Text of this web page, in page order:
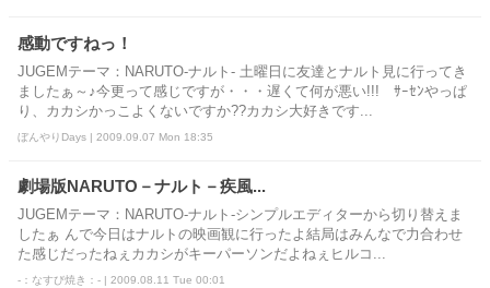
感動ですねっ！
JUGEMテーマ：NARUTO-ナルト- 土曜日に友達とナルト見に行ってき
ましたぁ～♪今更って感じですが・・・遅くて何が悪い!!! ｻｰｾﾝやっぱ
り、カカシかっこよくないですか??カカシ大好きです...
ぼんやりDays | 2009.09.07 Mon 18:35
劇場版NARUTO－ナルト－疾風...
JUGEMテーマ：NARUTO-ナルト-シンプルエディターから切り替えま
したぁ んで今日はナルトの映画観に行ったよ結局はみんなで力合わせ
た感じだったねぇカカシがキーパーソンだよねぇヒルコ...
-：なすび焼き：- | 2009.08.11 Tue 00:01